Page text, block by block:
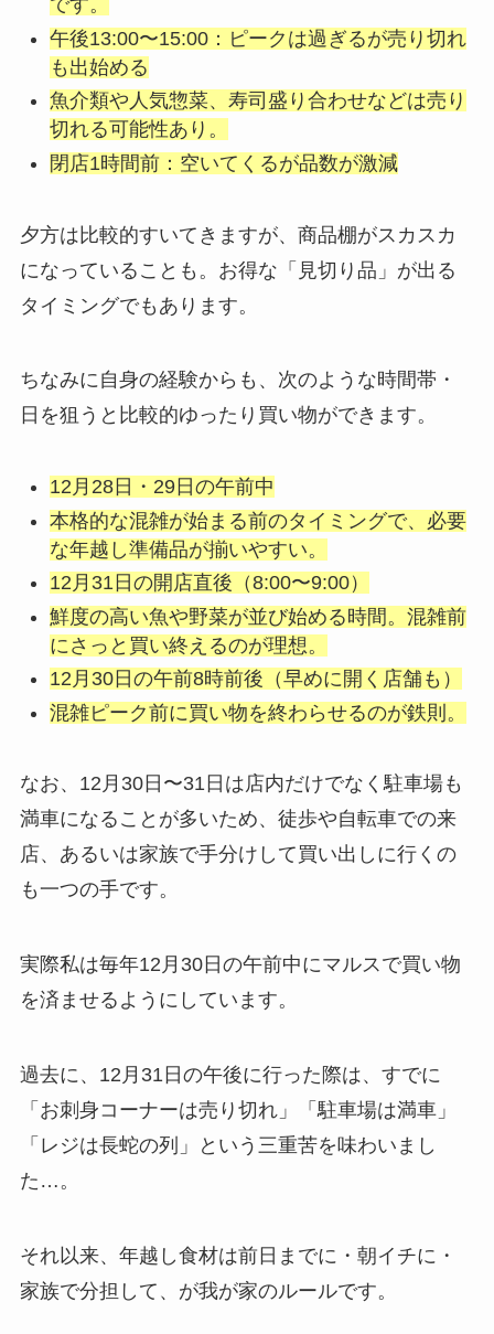
です。
午後13:00〜15:00：ピークは過ぎるが売り切れ
も出始める
魚介類や人気惣菜、寿司盛り合わせなどは売り
切れる可能性あり。
閉店1時間前：空いてくるが品数が激減
夕方は比較的すいてきますが、商品棚がスカスカ
になっていることも。お得な「見切り品」が出る
タイミングでもあります。
ちなみに自身の経験からも、次のような時間帯・
日を狙うと比較的ゆったり買い物ができます。
12月28日・29日の午前中
本格的な混雑が始まる前のタイミングで、必要
な年越し準備品が揃いやすい。
12月31日の開店直後（8:00〜9:00）
鮮度の高い魚や野菜が並び始める時間。混雑前
にさっと買い終えるのが理想。
12月30日の午前8時前後（早めに開く店舗も）
混雑ピーク前に買い物を終わらせるのが鉄則。
なお、12月30日〜31日は店内だけでなく駐車場も
満車になることが多いため、徒歩や自転車での来
店、あるいは家族で手分けして買い出しに行くの
も一つの手です。
実際私は毎年12月30日の午前中にマルスで買い物
を済ませるようにしています。
過去に、12月31日の午後に行った際は、すでに
「お刺身コーナーは売り切れ」「駐車場は満車」
「レジは長蛇の列」という三重苦を味わいまし
た…。
それ以来、年越し食材は前日までに・朝イチに・
家族で分担して、が我が家のルールです。